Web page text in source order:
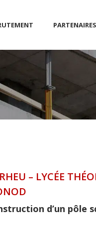
PARTENAIRES
– LYCÉE
d’un pôle